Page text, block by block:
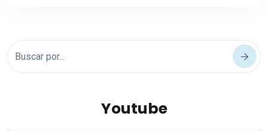
Youtube